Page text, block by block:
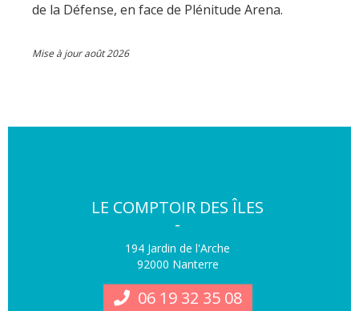
de la Défense, en face de Plénitude Arena.
Mise à jour août 2026
LE COMPTOIR DES ÎLES
-
194 Jardin de l'Arche
92000 Nanterre
06 19 32 35 08